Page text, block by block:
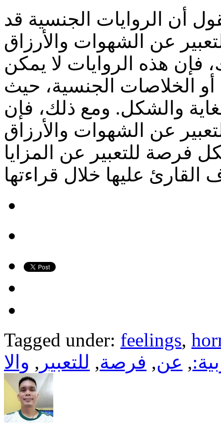
أن الروايات الجنسية قد
عن الشهوات والأرزاق
فإن هذه الروايات لا يمكن
أو الخلاصات الجنسية، حيث
والشكل. ومع ذلك، فإن
عن الشهوات والأرزاق
فرصة للتعبير عن المزايا
Tagged under: feelings,
, عن, فرصة, للتعبير , والا